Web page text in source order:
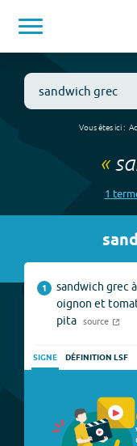
Vous êtes ici :
«
1
1
sandwich grec
oignon et
pita
source
SIGNE DÉFINITION LSF